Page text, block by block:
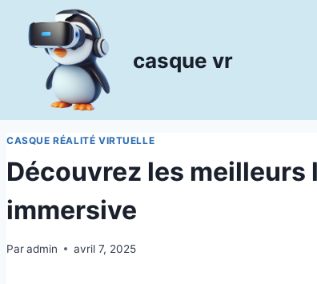
contenu
casque vr
CASQUE RÉALITÉ VIRTUELLE
Découvrez les
immersive
Paradmin avril 7, 2025